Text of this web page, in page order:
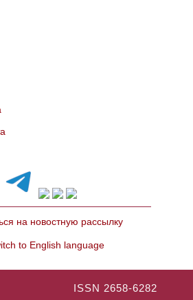
на новостную рассылку
to English language
ISSN 2658-6282